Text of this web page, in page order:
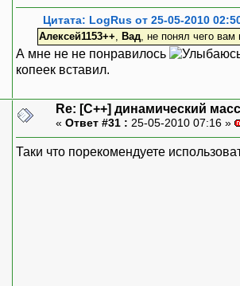
Цитата: LogRus от 25-05-2010
Алексей1153++ Вад, не понял чего вам
А мне не не понравилось
копеек вставил.
Re: [C++] динамический
« Ответ #31 : 25-05-2010 07:16 »
Таки что порекомендуете